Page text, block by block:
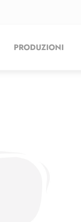
PRODUZIONI